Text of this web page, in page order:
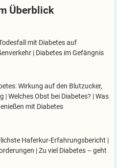
Überblick
mit Diabetes auf
| Diabetes im Gefängnis
Wirkung auf den Blutzucker,
|Welches Obst bei Diabetes? |Was
mit Diabetes
Haferkur-Erfahrungsbericht |
|Zu viel Diabetes – geht